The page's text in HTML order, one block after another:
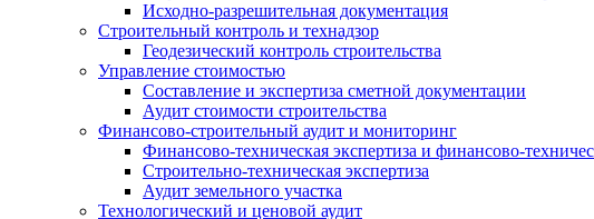
Исходно-разрешительная документация
Строительный контроль и технадзор
Геодезический контроль строительства
Управление стоимостью
Составление и экспертиза сметной документации
Аудит стоимости строительства
Финансово-строительный аудит и мониторинг
Финансово-техническая экспертиза и финансово-
Строительно-техническая экспертиза
Аудит земельного участка
Технологический и ценовой аудит